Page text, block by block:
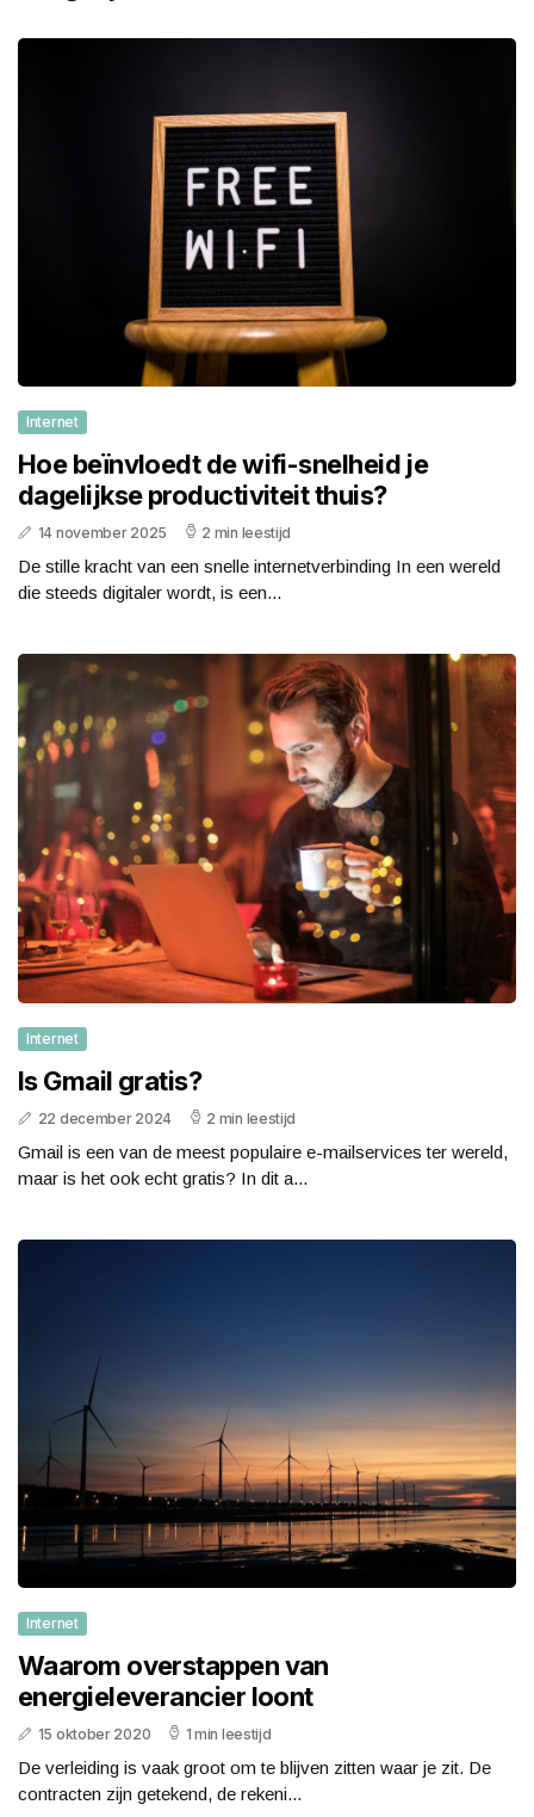
Internet
Hoe beïnvloedt de wifi-snelheid je
dagelijkse productiviteit thuis?
14 november 2025 2 min leestijd
De stille kracht van een snelle internetverbinding In een wereld
die steeds digitaler wordt, is een...
Internet
Is Gmail gratis?
22 december 2024 2 min leestijd
Gmail is een van de meest populaire e-mailservices ter wereld,
maar is het ook echt gratis? In dit a...
Internet
Waarom overstappen van
energieleverancier loont
15 oktober 2020 1 min leestijd
De verleiding is vaak groot om te blijven zitten waar je zit. De
contracten zijn getekend, de rekeni...